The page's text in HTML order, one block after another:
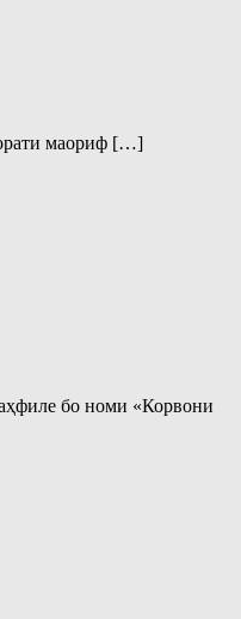
маориф […]
бо номи «Корвони